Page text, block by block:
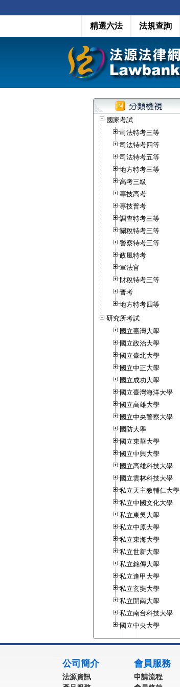
精選六法 法規查詢
國家考試
司法特考三等
司法特考四等
司法特考五等
地方特考三等
高考三級
專技高考
專技普考
調查特考三等
關稅特考三等
警察特考三等
政風特考
軍法官
財稅特考三等
普考
地方特考四等
研究所考試
國立臺灣大學
國立政治大學
國立臺北大學
國立中正大學
國立成功大學
國立臺灣海洋大學
國立高雄大學
國立中央警察大學
國防大學
國立東華大學
國立中興大學
國立高雄科技大學
國立雲林科技大學
私立天主教輔仁大學
私立中國文化大學
私立東吳大學
私立中原大學
私立東海大學
私立世新大學
私立銘傳大學
私立逢甲大學
私立玄奘大學
私立開南大學
私立南台科技大學
國立中央大學
公司簡介
法源資訊
會員服務
申請流程